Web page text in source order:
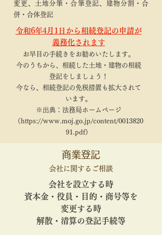
変更、土地分筆・合筆登記、建物分割・合
併・合体登記
令和6年4月1日から相続登記の申請が
義務化されます
お早目の手続きをお勧めいたします。
今のうちから、相続した土地・建物の相続
登記をし ましょう！
今なら、相続登記の免税措置も拡大されて
います。
​※出典：法務局ホームページ
（https://www.moj.go.jp/content/0013820
91.pdf）
商業登記
会社に関するご相談
会社を設立する時
資本金・役員・目的・商号等を
変更する時
解散・清算の登記手続等